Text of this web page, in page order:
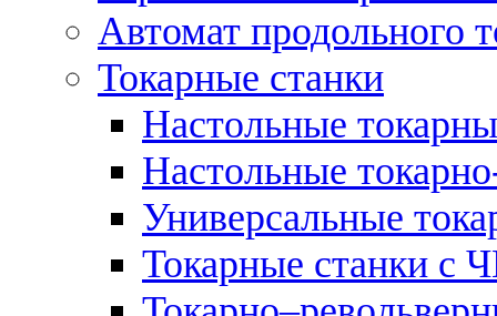
Автомат продольного
Токарные станки
Настольные
Настольные
Универсальные
Токарные станки с